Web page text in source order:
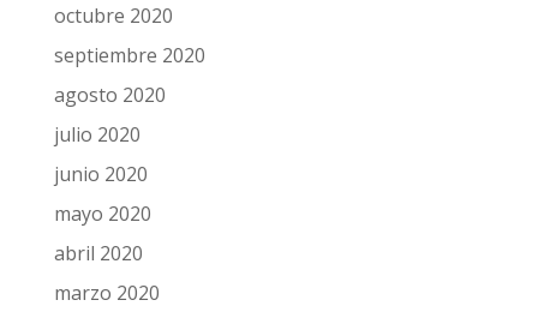
octubre 2020
septiembre 2020
agosto 2020
julio 2020
junio 2020
mayo 2020
abril 2020
marzo 2020